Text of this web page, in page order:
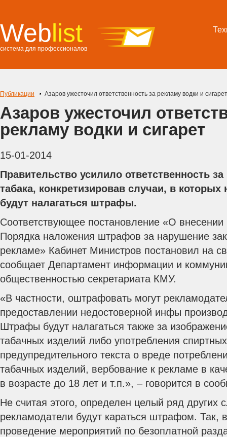
Weblist
система для профессионалов
Публикации Азаров ужесточил ответственность за рекламу водки и сигарет
Азаров ужесточил
рекламу водки и сигарет
15-01-2014
Правительство усилило ответственность
табака, конкретизировав случаи, в которых
будут налагаться штрафы.
Соответствующее постановление «О внесении
Порядка наложения штрафов за нарушение
рекламе» Кабинет Министров постановил на
сообщает Департамент информации и
общественностью секретариата КМУ.
«В частности, оштрафовать могут
предоставлении недостоверной инфы
Штрафы будут налагаться также за
табачных изделий либо употребления
предупредительного текста о вреде
табачных изделий, вербование к рекламе в
в возрасте до 18 лет и т.п.», – говорится в
Не считая этого, определен целый ряд других
рекламодатели будут караться штрафом. Так,
проведение мероприятий по безоплатной